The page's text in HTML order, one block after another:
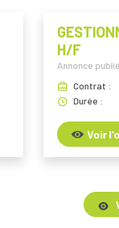
H/F
Annonce
Contrat :
Durée :
Voir